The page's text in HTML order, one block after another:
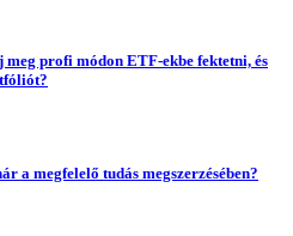
profi módon ETF-ekbe fektetni, és
a megfelelő tudás megszerzésében?